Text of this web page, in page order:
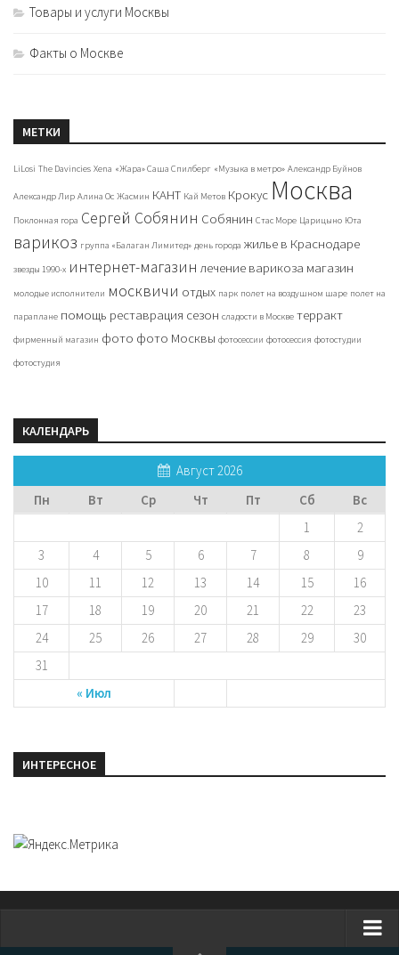
Товары и услуги Москвы
Факты о Москве
МЕТКИ
LiLosi The Davincies Xena «Жара» Саша Спилберг «Музыка в метро» Александр Буйнов
Александр Лир Алина Ос Жасмин КАНТ Кай Метов Крокус Москва
Поклонная гора Сергей Собянин Собянин Стас Море Царицыно Юта
варикоз группа «Балаган Лимитед» день города жилье в Краснодаре
звезды 1990-х интернет-магазин лечение варикоза магазин
молодые исполнители москвичи отдых парк полет на воздушном шаре полет на
параплане помощь реставрация сезон сладости в Москве терракт
фирменный магазин фото фото Москвы фотосессии фотосессия фотостудии
фотостудия
КАЛЕНДАРЬ
Август 2026
Пн
Вт Ср Чт Пт Сб Вс
« Июл
1
2
3
4 5 6 7 8
9
10
11 12 13 14 15
16
17
18 19 20 21 22
23
24
25 26 27 28 29
30
31
ИНТЕРЕСНОЕ